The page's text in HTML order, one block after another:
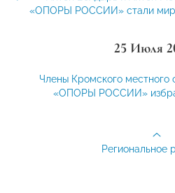
«ОПОРЫ РОССИИ» стали
25 Июля
Члены Кромского местного
«ОПОРЫ РОССИИ»
Региональное